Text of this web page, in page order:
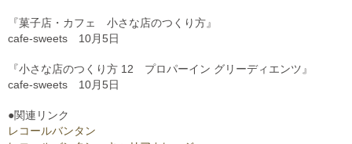
『菓子店・カフェ 小さな店のつくり方』
cafe-sweets 10月5日
『小さな店のつくり方 12 プロパーイン グリーディエンツ』
cafe-sweets 10月5日
●関連リンク
レコールバンタン